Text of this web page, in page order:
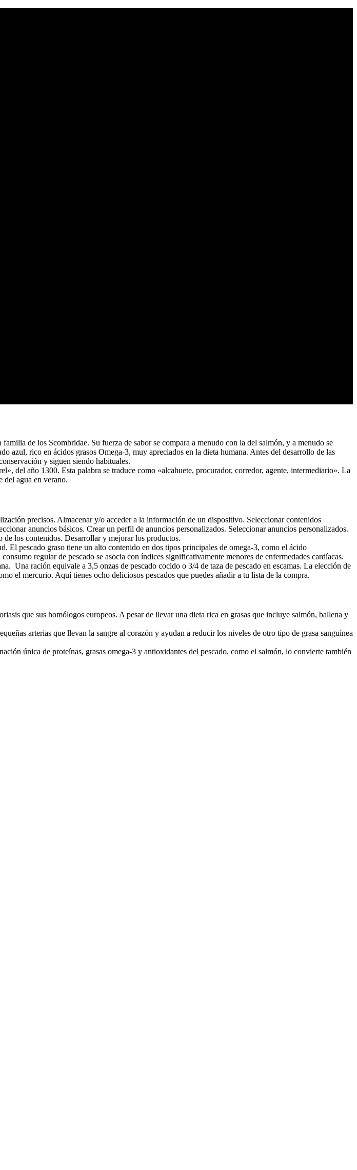
de los Scombridae. Su fuerza de sabor se compara a menudo con la del salmón, y a menudo se
azul, rico en ácidos grasos Omega-3, muy apreciados en la dieta humana. Antes del desarrollo de las
y siguen siendo habituales.
del año 1300. Esta palabra se traduce como «alcahuete, procurador, corredor, agente, intermediario». La
del agua en verano.
precisos. Almacenar y/o acceder a la información de un dispositivo. Seleccionar contenidos
anuncios básicos. Crear un perfil de anuncios personalizados. Seleccionar anuncios personalizados.
los contenidos. Desarrollar y mejorar los productos.
El pescado graso tiene un alto contenido en dos tipos principales de omega-3, como el ácido
regular de pescado se asocia con índices significativamente menores de enfermedades cardíacas.
Una ración equivale a 3,5 onzas de pescado cocido o 3/4 de taza de pescado en escamas. La elección de
el mercurio. Aquí tienes ocho deliciosos pescados que puedes añadir a tu lista de la compra.
que sus homólogos europeos. A pesar de llevar una dieta rica en grasas que incluye salmón, ballena y
arterias que llevan la sangre al corazón y ayudan a reducir los niveles de otro tipo de grasa sanguínea
única de proteínas, grasas omega-3 y antioxidantes del pescado, como el salmón, lo convierte también